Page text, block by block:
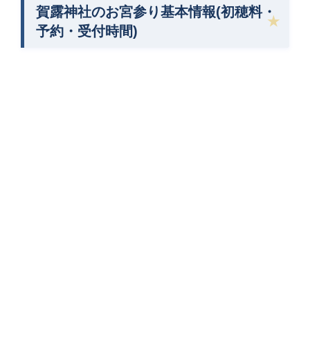
賀露神社のお宮参り基本情報(初穂料・
予約・受付時間)